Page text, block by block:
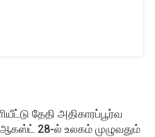
தேதி அதிகாரப்பூர்வ
ஆகஸ்ட் 28-ல் உலகம் முழுவதும்